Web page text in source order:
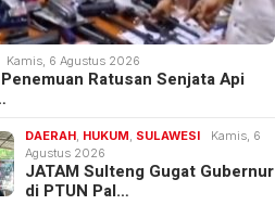
Kamis, 6 Agustus 2026
Ratusan Senjata Api
DAERAH, HUKUM, SULAWESI
Kamis, 6
Agustus 2026
JATAM Sulteng Gugat Gubernur
di PTUN Pal…